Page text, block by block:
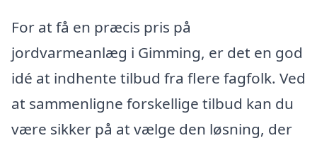
For at få en præcis pris på
jordvarmeanlæg i Gimming, er det en god
idé at indhente tilbud fra flere fagfolk. Ved
at sammenligne forskellige tilbud kan du
være sikker på at vælge den løsning, der